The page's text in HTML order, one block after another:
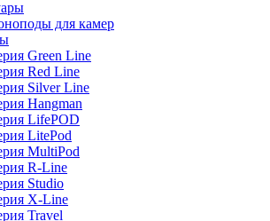
для камер
Green Line
Red Line
Silver Line
Hangman
LifePOD
LitePod
MultiPod
R-Line
Studio
X-Line
Travel